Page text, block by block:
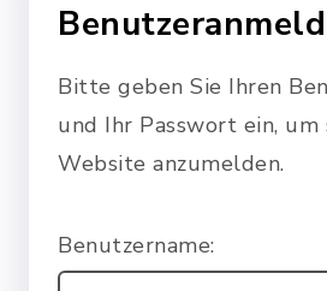
Bitte geben Sie Ihren
und Ihr Passwort ein, um
Website anzumelden.
Benutzername: